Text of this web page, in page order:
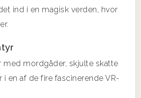
ind i en magisk verden, hvor
med mordgåder, skjulte skatte
i en af de fire fascinerende VR-